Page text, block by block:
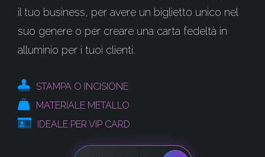
il tuo business, per avere un biglietto unico nel
suo genere o per creare una carta fedeltà in
alluminio per i tuoi clienti.
STAMPA O INCISIONE
MATERIALE METALLO
IDEALE PER VIP CARD